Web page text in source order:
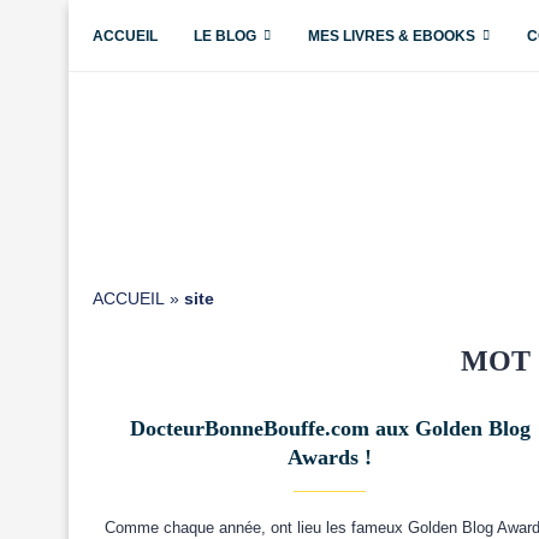
ACCUEIL LE BLOG MES LIVRES & EBOOKS
ACCUEIL » site
DocteurBonneBouffe.com aux Golden Blog
Awards !
Comme chaque année, ont lieu les fameux Golden Blog